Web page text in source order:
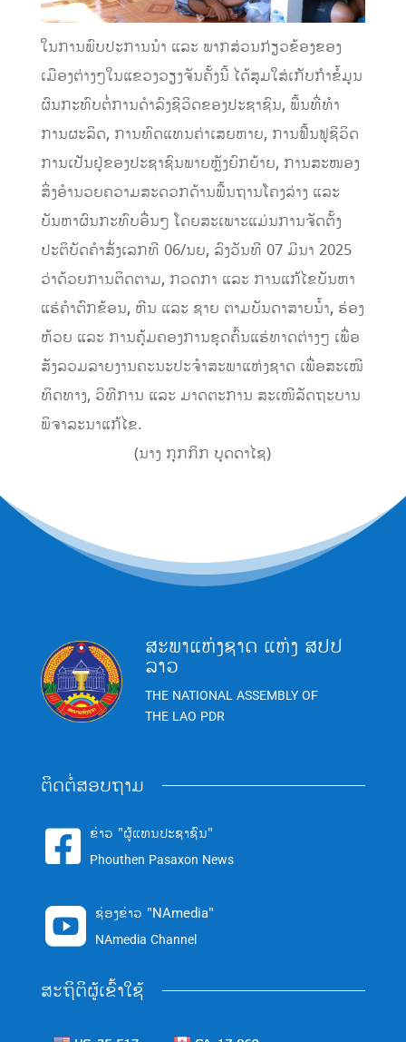
ໃນການພົບປະການນຳ ແລະ ພາກສ່ວນກ່ຽວຂ້ອງຂອງ
ເມືອງຕ່າງໆໃນແຂວງວຽງຈັນຄັ້ງນີ້ ໄດ້ສຸມໃສ່ເກັບກໍາຂໍ້ມູນ
ຜົນກະທົບຕໍ່ການດໍາລົງຊີວິດຂອງປະຊາຊົນ, ພື້ນທີ່ທໍາ
ການຜະລິດ, ການທົດແທນຄ່າເສຍຫາຍ, ການຟື້ນຟູຊີວິດ
ການເປັນຢູ່ຂອງປະຊາຊົນພາຍຫຼັງຍົກຍ້າຍ, ການສະໜອງ
ສິ່ງອຳນວຍຄວາມສະດວກດ້ານພື້ນຖານໂຄງລ່າງ ແລະ
ບັນຫາຜົນກະທົບອື່ນໆ ໂດຍສະເພາະແມ່ນການຈັດຕັ້ງ
ປະຕິບັດຄຳສັ່ງເລກທີ 06/ນຍ, ລົງວັນທີ 07 ມີນາ 2025
ວ່າດ້ວຍການຕິດຕາມ, ກວດກາ ແລະ ການແກ້ໄຂບັນຫາ
ແຮ່ຄໍາຕົກຂ້ອນ, ຫີນ ແລະ ຊາຍ ຕາມບັນດາສາຍນໍ້າ, ຮ່ອງ
ຫ້ວຍ ແລະ ການຄຸ້ມຄອງການຂຸດຄົ້ນແຮ່ທາດຕ່າງໆ ເພື່ອ
ສັງລວມລາຍງານຄະນະປະຈໍາສະພາແຫ່ງຊາດ ເພື່ອສະເໜີ
ທິດທາງ, ວິທີການ ແລະ ມາດຕະການ ສະເໜີລັດຖະບານ
ພິຈາລະນາແກ້ໄຂ.
(ນາງ ກຸກກິກ ບຸດດາໄຊ)
ສະພາແຫ່ງຊາດ ແຫ່ງ ສປປ
ລາວ
THE NATIONAL ASSEMBLY OF
THE LAO PDR
ຕິດຕໍ່ສອບຖາມ
 ຂ່າວ "ຜູ້ແທນປະຊາຊົນ"
Phouthen Pasaxon News
 ຊ່ອງຂ່າວ "NAmedia"
NAmedia Channel
ສະຖິຕິຜູ້ເຂົ້າໃຊ້